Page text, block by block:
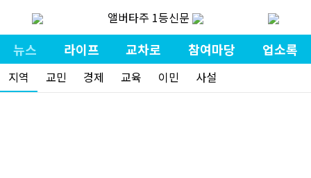
앨버타주 1등신문
뉴스 라이프 교차로 참여마당 업소록
지역 교민 경제 교육 이민 사설